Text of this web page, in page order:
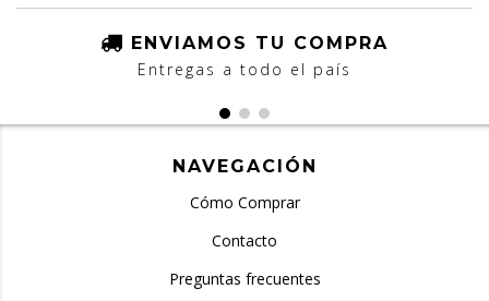
ENVIAMOS TU COMPRA
Entregas a todo el país
NAVEGACIÓN
Cómo Comprar
Contacto
Preguntas frecuentes